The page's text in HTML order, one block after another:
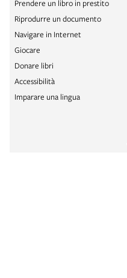
Prendere un libro in prestito
Riprodurre un documento
Navigare in Internet
Giocare
Donare libri
Accessibilità
Imparare una lingua